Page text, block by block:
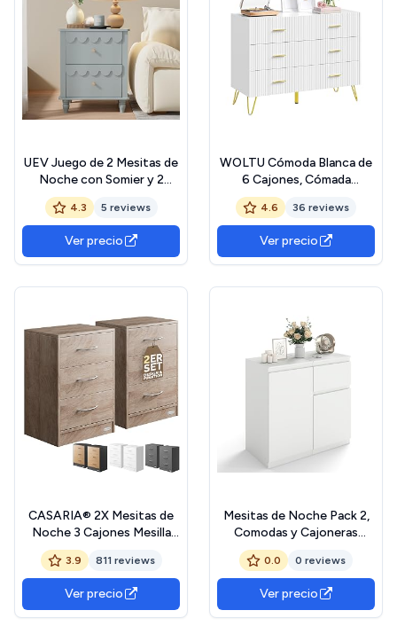
UEV Juego de 2 Mesitas de
Noche con Somier y 2
Cajones, Cómoda de
Noche, Diseño Elegante
con Líneas Onduladas, Asas
Doradas, para Habitación
Infantil, Dormitorio, Salón,
4.3 5 reviews
Ver precio
WOLTU Cómoda Blanca de
6 Cajones, Cómada
Cajonera, Cajonera
Organizador con Patas
Doradas, Cómoda y
Cajonera para Dormitorio y
Salón, 100x40x75 cm,
4.6 36 reviews
Ver precio
CASARIA® 2X Mesitas de
Noche 3 Cajones Mesilla
Auxiliar Agujero para Cable
Almacenamiento
54x39x28cm Roble
3.9 811 reviews
Ver precio
Mesitas de Noche Pack 2,
Comodas y Cajoneras
Dormitorio, Comoda
Dormitorio Blanca con 1
cajón y 2 Puertas, Mesita
de Noche Pequeña con
combinación Flexible
0.0 0 reviews
Ver precio